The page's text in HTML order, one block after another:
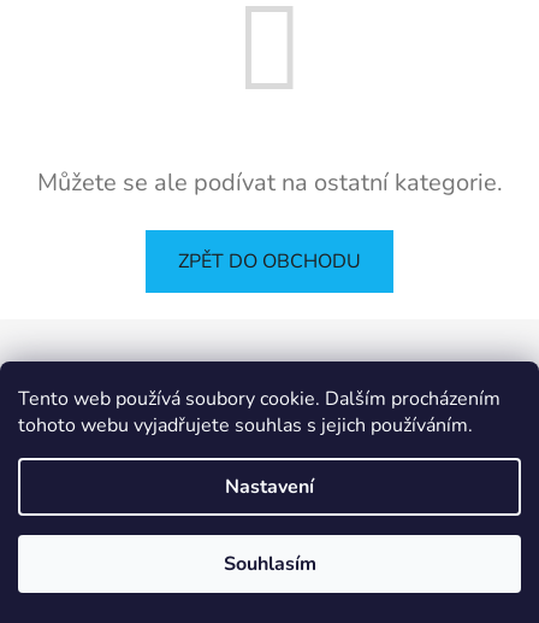
Tento web používá soubory cookie. Dalším procházením
tohoto webu vyjadřujete souhlas s jejich používáním.
Nastavení
Souhlasím
Můžete se ale podívat na ostatní kategorie.
ZPĚT DO OBCHODU
á
Vytvořil Shoptet
PCL Štětí s.r.o.
vyhrazena.